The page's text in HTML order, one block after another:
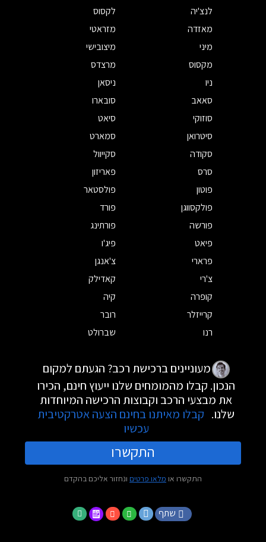
לנצ'יה
לקסוס
מאזדה
מזראטי
מיני
מיצובישי
מקסוס
מרצדס
ניו
ניסאן
סאאב
סובארו
סוזוקי
סיאט
סיטרואן
סמארט
סקודה
סקייוול
סרס
פאריזון
פוטון
פולסטאר
פולקסווגן
פורד
פורשה
פורתינג
פיאט
פיג'ו
פרארי
צ'אנגן
צ'רי
קאדילק
קופרה
קיה
קרייזלר
רובר
רנו
שברולט
מעוניינים ברכישת רכב? הגעתם למקום
הנכון. קבלו מהמומחים שלנו ייעוץ חינם, הכירו
את מבצעי הרכב וקבוצות הרכישה המיוחדות
שלנו. קבלו מאיתנו בחינם הצעה אטרקטיבית
עכשיו
התקשרו
התקשרו או מלאו פרטים ונחזור אליכם בהקדם
שתף